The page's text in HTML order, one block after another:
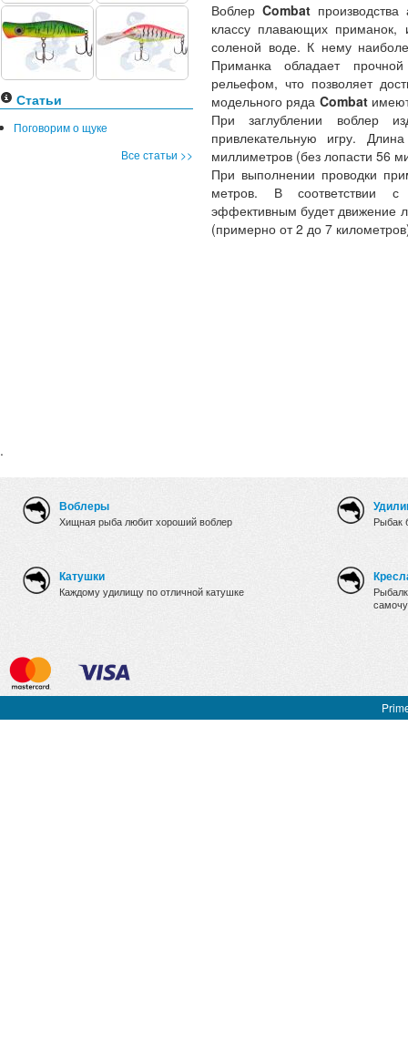
Статьи
Поговорим о щуке
Все статьи >>
.
ВоблерCombat
классу плавающих
соленой воде. К нему
Приманка обладает
рельефом, что позволяет
модельного ряда Combat
При заглублении воблер
привлекательную игру.
миллиметров (без лопасти 56
При выполнении проводки
метров. В соответствии с
эффективным будет движение
(примерно от 2 до 7
Воблеры
Хищная рыба любит хороший воблер
Катушки
Каждому удилищу по отличной катушке
Рыбак